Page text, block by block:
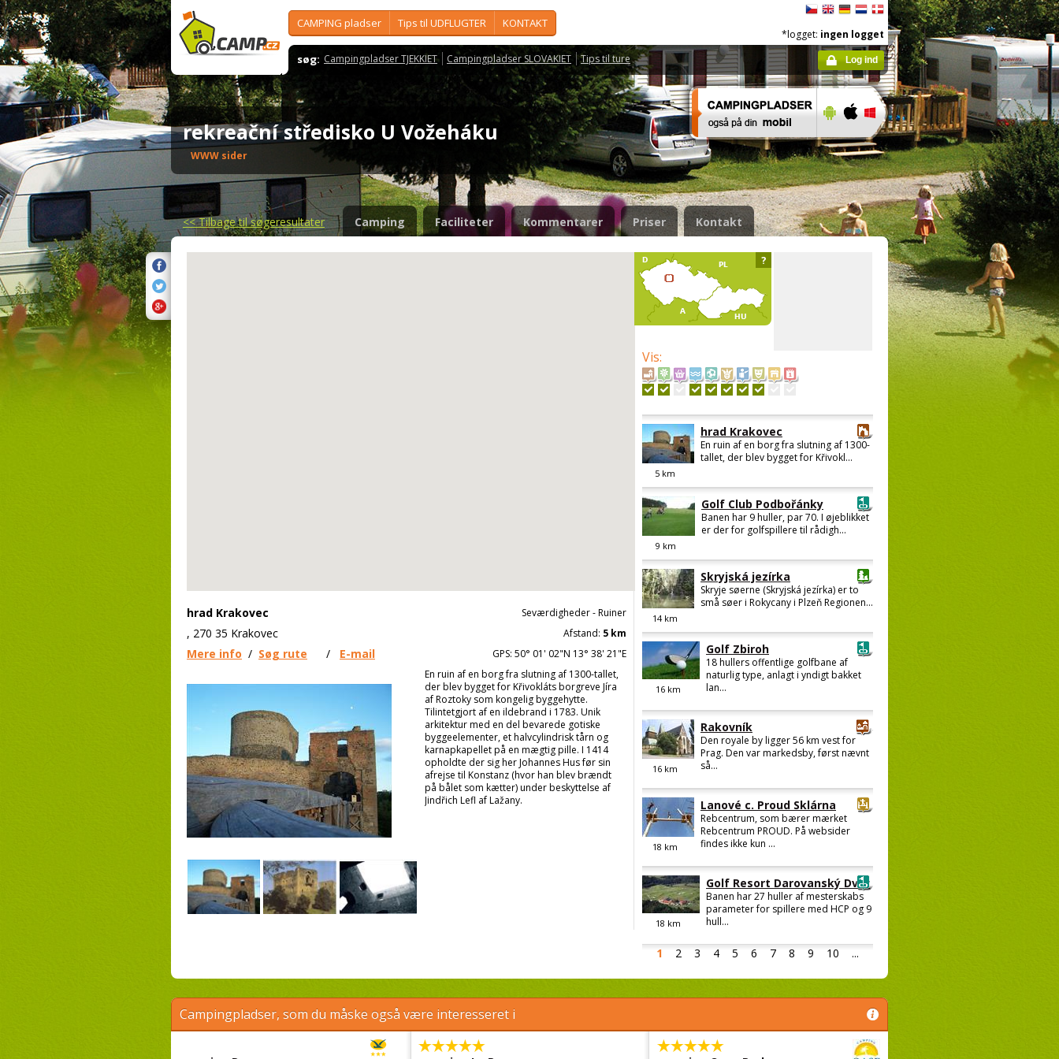
CAMPING pladser Tips til UDFLUGTER KONTAKT
søg: Campingpladser TJEKKIET Campingpladser SLOVAKIET Tips til ture
*logget: ingen logget
Log ind
rekreační středisko U Vožeháku
WWW sider
<<Tilbage til søgeresultater Camping Faciliteter Kommentarer Priser Kontakt
?
hrad Krakovec
, 270 35 Krakovec
Mere info / Søg rute / E-mail
Seværdigheder - Ruiner
Afstand: 5 km
GPS: 50° 01' 02"N 13° 38' 21"E
En ruin af en borg fra slutning af 1300-tallet,
der blev bygget for Křivokláts borgreve Jíra
af Roztoky som kongelig byggehytte.
Tilintetgjort af en ildebrand i 1783. Unik
arkitektur med en del bevarede gotiske
byggeelementer, et halvcylindrisk tårn og
karnapkapellet på en mægtig pille. I 1414
opholdte der sig her Johannes Hus før sin
afrejse til Konstanz (hvor han blev brændt
på bålet som kætter) under beskyttelse af
Jindřich Lefl af Lažany.
Vis:
1 2 3 4 5 6 7 8 9 10 ...
5 km
hrad Krakovec
En ruin af en borg fra slutning af 1300-
tallet, der blev bygget for Křivokl...
9 km
Golf Club Podbořánky
Banen har 9 huller, par 70. I øjeblikket
er der for golfspillere til rådigh...
14km
Skryjská jezírka
Skryje søerne (Skryjská jezírka) er to
små søer i Rokycany i Plzeň Regionen...
16km
Golf Zbiroh
18 hullers offentlige golfbane af
naturlig type, anlagt i yndigt bakket
lan...
16 km
Rakovník
Den royale by ligger 56 km vest for
Prag. Den var markedsby, først nævnt
så...
18 km
Lanové c. Proud Sklárna
Rebcentrum, som bærer mærket
Rebcentrum PROUD. På websider
findes ikke kun ...
18 km
Golf Resort Darovanský Dvůr
Banen har 27 huller af mesterskabs
parameter for spillere med HCP og 9
hull...
Campingpladser, som du måske også være interesseret i